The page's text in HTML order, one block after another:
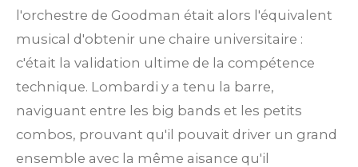
l'orchestre de Goodman était alors l'équivalent
musical d'obtenir une chaire universitaire :
c'était la validation ultime de la compétence
technique. Lombardi y a tenu la barre,
naviguant entre les big bands et les petits
combos, prouvant qu'il pouvait driver un grand
ensemble avec la même aisance qu'il